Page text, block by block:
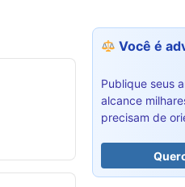
Você é
Publique seus
alcance
precisam de